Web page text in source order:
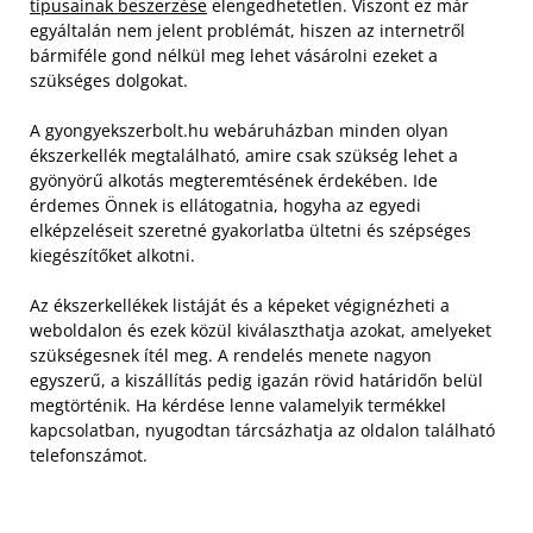
típusainak beszerzése elengedhetetlen. Viszont ez már
egyáltalán nem jelent problémát, hiszen az internetről
bármiféle gond nélkül meg lehet vásárolni ezeket a
szükséges dolgokat.
A gyongyekszerbolt.hu webáruházban minden olyan
ékszerkellék megtalálható, amire csak szükség lehet a
gyönyörű alkotás megteremtésének érdekében. Ide
érdemes Önnek is ellátogatnia, hogyha az egyedi
elképzeléseit szeretné gyakorlatba ültetni és szépséges
kiegészítőket alkotni.
Az ékszerkellékek listáját és a képeket végignézheti a
weboldalon és ezek közül kiválaszthatja azokat, amelyeket
szükségesnek ítél meg. A rendelés menete nagyon
egyszerű, a kiszállítás pedig igazán rövid határidőn belül
megtörténik. Ha kérdése lenne valamelyik termékkel
kapcsolatban, nyugodtan tárcsázhatja az oldalon található
telefonszámot.